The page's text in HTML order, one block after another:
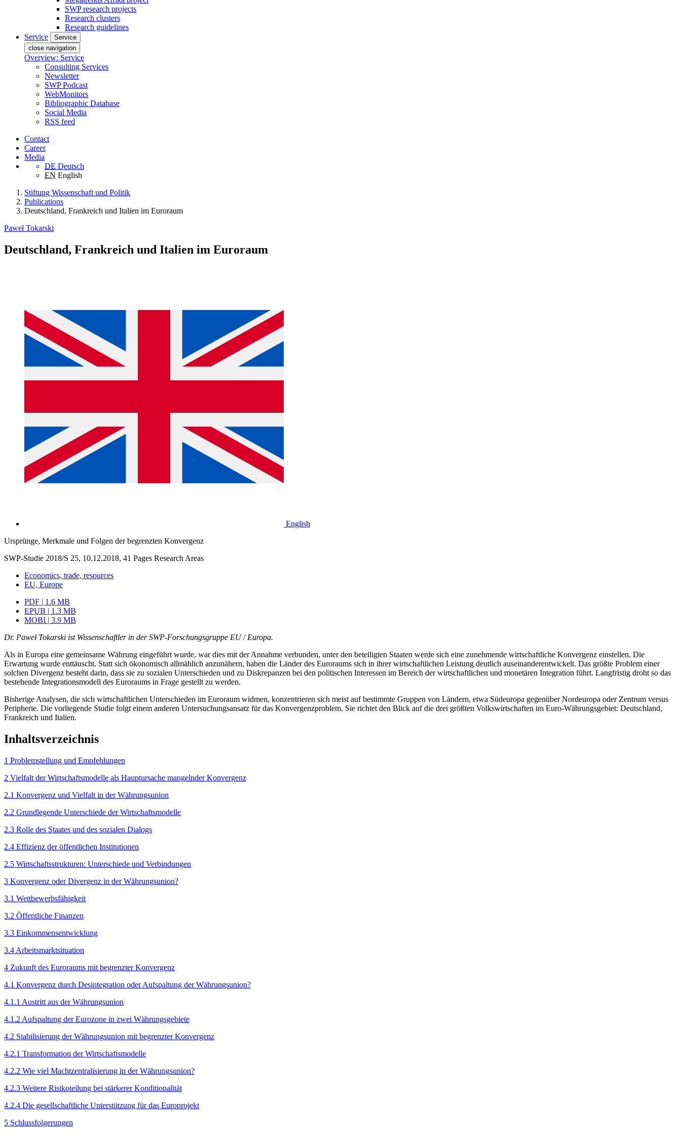
SWP research projects
Research clusters
Research guidelines
Service
Service
close navigation
Overview: Service
Consulting Services
Newsletter
SWP Podcast
WebMonitors
Bibliographic Database
Social Media
RSS feed
Contact
Career
Media
DE Deutsch
EN English
Stiftung Wissenschaft und Politik
Publications
Deutschland, Frankreich und Italien im Euroraum
Paweł Tokarski
Deutschland, Frankreich und Italien im Euroraum
English
Ursprünge, Merkmale und Folgen der begrenzten Konvergenz
SWP-Studie 2018/S 25, 10.12.2018, 41 Pages Research Areas
Economics, trade, resources
EU, Europe
PDF | 1.6 MB
EPUB | 1.3 MB
MOBI | 3.9 MB
Dr. Paweł Tokarski ist Wissenschaftler in der SWP‑Forschungsgruppe EU / Europa.
Als in Europa eine gemeinsame Währung eingeführt wurde, war dies mit der Annahme verbunden, unter den beteiligten Staaten werde sich eine zunehmende wirtschaftliche Konvergenz einstellen. Die
Erwartung wurde enttäuscht. Statt sich ökonomisch allmählich anzunähern, haben die Länder des Euroraums sich in ihrer wirtschaftlichen Leistung deutlich auseinander­entwickelt. Das größte Problem einer
solchen Divergenz besteht darin, dass sie zu sozialen Unterschieden und zu Diskrepanzen bei den politischen Interessen im Bereich der wirtschaftlichen und monetären Integration führt. Langfristig droht so das
bestehende Integrationsmodell des Euroraums in Frage gestellt zu werden.
Bisherige Analysen, die sich wirtschaftlichen Unterschieden im Euroraum widmen, konzentrieren sich meist auf bestimmte Gruppen von Ländern, etwa Südeuropa gegenüber Nordeuropa oder Zentrum versus
Peripherie. Die vorliegende Studie folgt einem anderen Untersuchungsansatz für das Konvergenzproblem. Sie richtet den Blick auf die drei größten Volkswirtschaften im Euro-Währungsgebiet: Deutschland,
Frankreich und Italien.
Inhaltsverzeichnis
1 Problemstellung und Empfehlungen
2 Vielfalt der Wirtschafts­modelle als Hauptursache mangelnder Konvergenz
2.1 Konvergenz und Vielfalt in der Währungsunion
2.2 Grundlegende Unterschiede der Wirtschaftsmodelle
2.3 Rolle des Staates und des sozialen Dialogs
2.4 Effizienz der öffentlichen Institutionen
2.5 Wirtschaftsstrukturen: Unterschiede und Verbindungen
3 Konvergenz oder Divergenz in der Währungsunion?
3.1 Wettbewerbsfähigkeit
3.2 Öffentliche Finanzen
3.3 Einkommensentwicklung
3.4 Arbeitsmarktsituation
4 Zukunft des Euroraums mit begrenzter Konvergenz
4.1 Konvergenz durch Desintegration oder Aufspaltung der Währungsunion?
4.1.1 Austritt aus der Währungsunion
4.1.2 Aufspaltung der Eurozone in zwei Währungsgebiete
4.2 Stabilisierung der Währungsunion mit begrenzter Konvergenz
4.2.1 Transformation der Wirtschaftsmodelle
4.2.2 Wie viel Machtzentralisierung in der Währungsunion?
4.2.3 Weitere Risikoteilung bei stärkerer Konditionalität
4.2.4 Die gesellschaftliche Unterstützung für das Europrojekt
5 Schlussfolgerungen